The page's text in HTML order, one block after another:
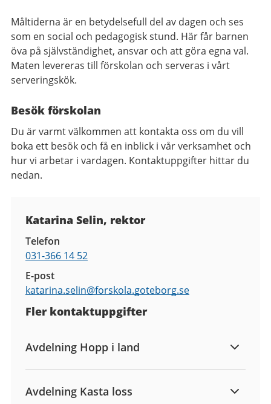
Måltiderna är en betydelsefull del av dagen och ses
som en social och pedagogisk stund. Här får barnen
öva på självständighet, ansvar och att göra egna val.
Maten levereras till förskolan och serveras i vårt
serveringskök.
Besök förskolan
Du är varmt välkommen att kontakta oss om du vill
boka ett besök och få en inblick i vår verksamhet och
hur vi arbetar i vardagen. Kontaktuppgifter hittar du
nedan.
Katarina Selin, rektor
Telefon
031-366 14 52
E-post
katarina.selin@forskola.goteborg.se
Fler kontaktuppgifter
Avdelning Hopp i land
Avdelning Kasta loss